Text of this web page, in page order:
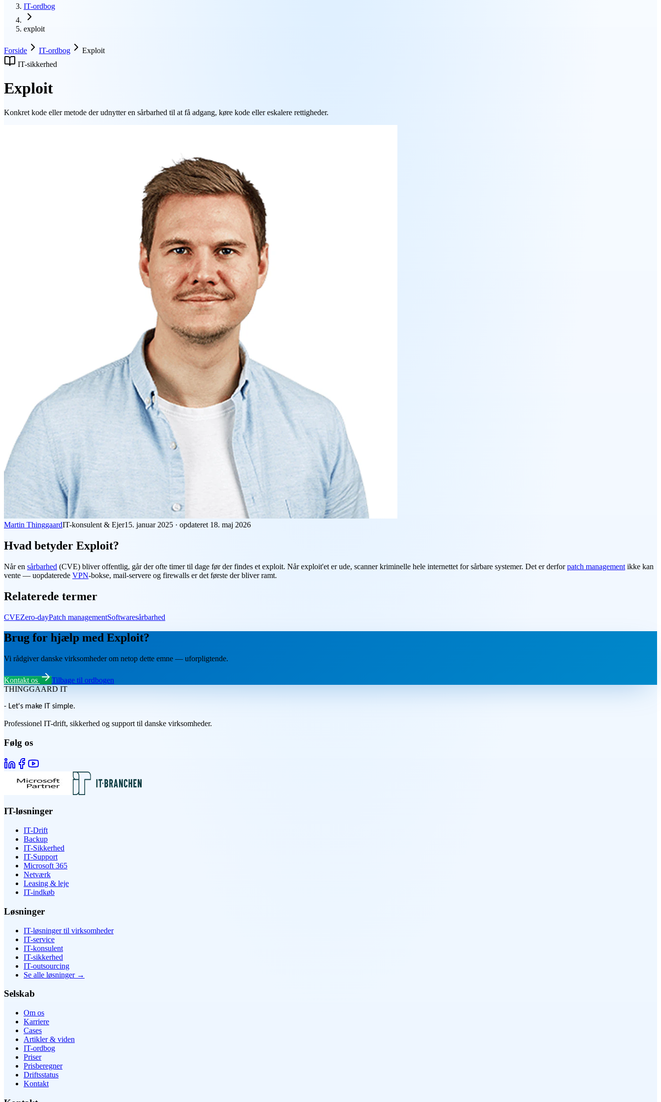
IT-ordbog
exploit
Forside IT-ordbog
Exploit
IT-sikkerhed
Exploit
Konkret kode eller metode der udnytter en sårbarhed til at få adgang, køre kode eller eskalere rettigheder.
Martin ThinggaardIT-konsulent & Ejer15. januar 2025 · opdateret 18. maj 2026
Hvad betyder Exploit?
Når en sårbarhed (CVE) bliver offentlig, går der ofte timer til dage før der findes et exploit. Når exploit'et er ude, scanner kriminelle hele internettet for sårbare systemer. Det er derforpatch management ikke kan
vente — uopdaterede VPN-bokse, mail-servere og firewalls er det første der bliver ramt.
Relaterede termer
CVEZero-dayPatch managementSoftwaresårbarhed
Brug for hjælp med Exploit?
Vi rådgiver danske virksomheder om netop dette emne — uforpligtende.
Kontakt os
Tilbage til ordbogen
THINGGAARD IT
- Let's make IT simple.
Professionel IT-drift, sikkerhed og support til danske virksomheder.
Følg os
IT-løsninger
IT-Drift
Backup
IT-Sikkerhed
IT-Support
Microsoft 365
Netværk
Leasing & leje
IT-indkøb
Løsninger
IT-løsninger til virksomheder
IT-service
IT-konsulent
IT-sikkerhed
IT-outsourcing
Se alle løsninger→
Selskab
Om os
Karriere
Cases
Artikler & viden
IT-ordbog
Priser
Prisberegner
Driftsstatus
Kontakt